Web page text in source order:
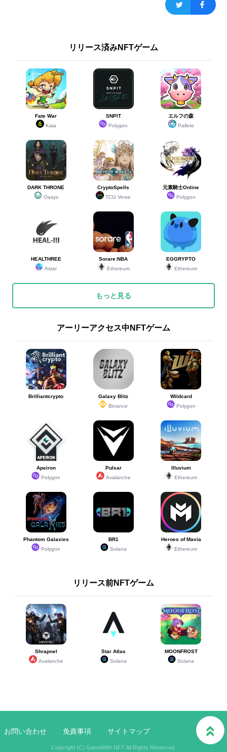
リリース済みNFTゲーム
Fate War
Kaia
SNPIT
Polygon
エルフの森
Pallete
DARK THRONE
Oasys
CryptoSpells
TCG Verse
元素騎士Online
Polygon
HEALTHREE
Astar
Sorare:NBA
Ethereum
EGGRYPTO
Ethereum
もっと見る
アーリーアクセス中NFTゲーム
Brilliantcrypto
Galaxy Blitz
Binance
Wildcard
Polygon
Apeiron
Polygon
Pulsar
Avalanche
Illuvium
Ethereum
Phantom Galaxies
Polygon
BR1
Solana
Heroes of Mavia
Ethereum
リリース前NFTゲーム
Shrapnel
Avalanche
Star Atlas
Solana
MOONFROST
Solana
お問い合わせ 免責事項 サイトマップ
Copyright (C) GameWith NFT All Rights Reserved.